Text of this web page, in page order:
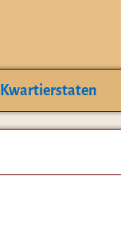
Kwartierstaten